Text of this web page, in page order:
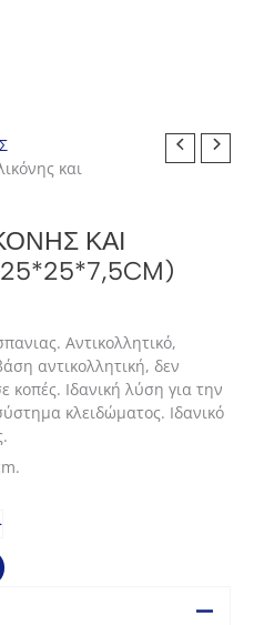
και
ΚΑΙ
Αντικολλητικό,
αντικολλητική, δεν
κοπές. Ιδανική λύση για την
κλειδώματος. Ιδανικό